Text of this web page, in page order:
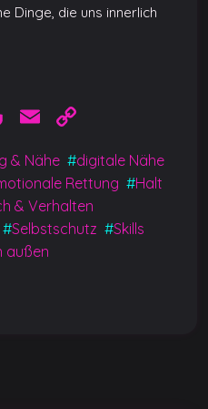
Dinge, die uns innerlich
Bl
o
g
g
er
E
m
ai
l
o
p
y
Li
& Nähe #digitale Nähe
Rettung #Halt
& Verhalten
#Selbstschutz #Skills
außen